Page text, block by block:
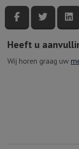
Deel deze
Deel
Heeft u
Wij horen graag uw